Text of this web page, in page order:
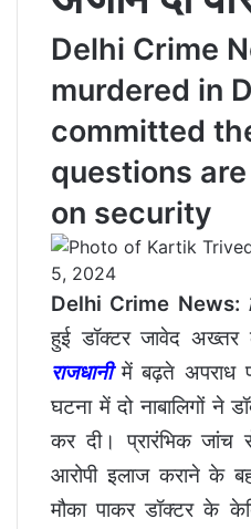
Delhi Crime
murdered in
committed
questions
on security
5, 2024
Delhi Crime News:
हुई डॉक्टर जावेद अख्तर
राजधानीमें बढ़ते अपराध
घटना में दो नाबालिगों ने
कर दी। प्रारंभिक जांच
आरोपी इलाज कराने के
मौका पाकर डॉक्टर के